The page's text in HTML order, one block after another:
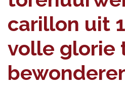
carillon uit
volle glorie